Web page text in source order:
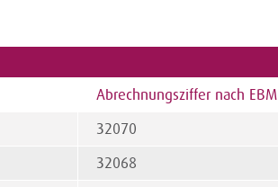
Abrechnungsziffer nach EBM
32070
32068